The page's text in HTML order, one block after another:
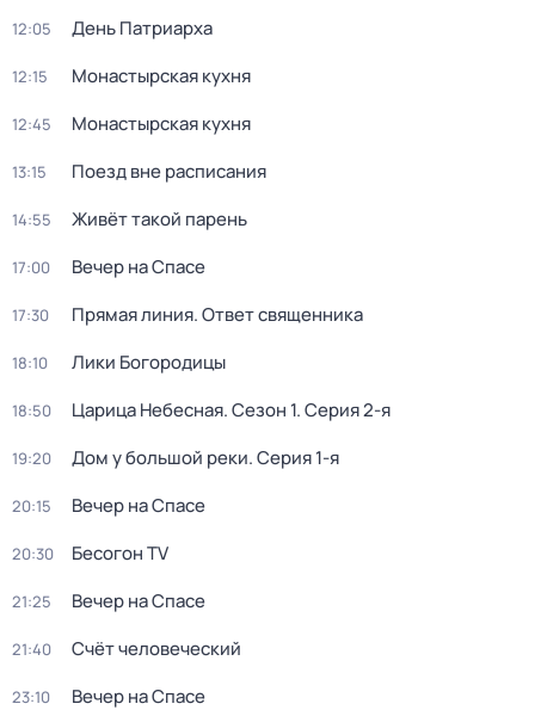
12:05 День Патриарха
12:15 Монaстыpская кухня
12:45 Монaстыpская кухня
13:15 Поезд вне расписания
14:55 Живёт такой парень
17:00 Вечер на Спасе
17:30 Прямая линия. Ответ священника
18:10 Лики Богородицы
18:50 Царица Небесная. Сезон 1. Серия 2-я
19:20 Дом у большой реки. Серия 1-я
20:15 Вечер на Спасе
20:30 Бесогон TV
21:25 Вечер на Спасе
21:40 Счёт человеческий
23:10 Вечер на Спасе